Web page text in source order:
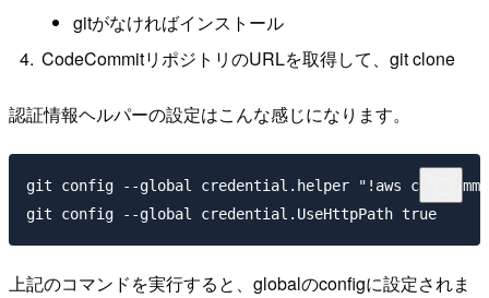
gitがなければインストール
CodeCommitリポジトリのURLを取得して、git clone
認証情報ヘルパーの設定はこんな感じになります。
git config --global credential.helper "!aws
上記のコマンドを実行すると、globalのconfigに設定されま